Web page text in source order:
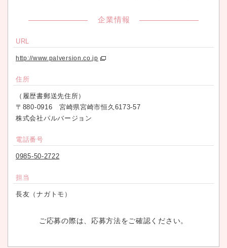
企業情報
URL
http://www.palversion.co.jp
住所
（履歴書郵送先住所）
〒880-0916 宮崎県宮崎市恒久6173-57
株式会社パルバージョン
電話番号
0985-50-2722
担当
長友（ナガトモ）
ご応募の際は、応募方法をご確認ください。